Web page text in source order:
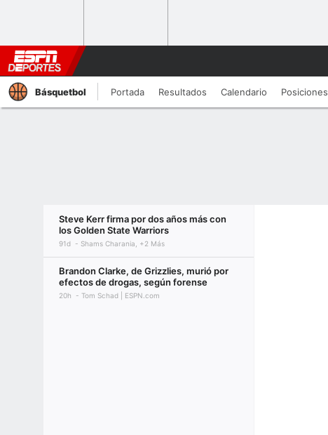
Básquetbol Portada Resultados Calendario Posiciones
Steve Kerr firma por dos años más con
los Golden State Warriors
91d Shams Charania, +2 Más
Brandon Clarke, de Grizzlies, murió por
efectos de drogas, según forense
20h Tom Schad | ESPN.com